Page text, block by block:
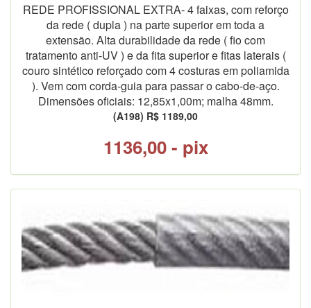
REDE PROFISSIONAL EXTRA- 4 faixas, com reforço
da rede ( dupla ) na parte superior em toda a
extensão. Alta durabilidade da rede ( fio com
tratamento anti-UV ) e da fita superior e fitas laterais (
couro sintético reforçado com 4 costuras em poliamida
). Vem com corda-guia para passar o cabo-de-aço.
Dimensões oficiais: 12,85x1,00m; malha 48mm.
(A198) R$ 1189,00
1136,00 - pix